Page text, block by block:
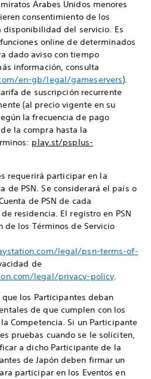
Árabes Unidos menores
consentimiento de los
disponibilidad del servicio. Es
online de determinados
dado aviso con tiempo
información, consulta
en-gb/legal/gameservers).
de suscripción recurrente
(al precio vigente en su
la frecuencia de pago
la compra hasta la
play.st/psplus-
requerirá participar en la
de PSN. Se considerará el país o
de PSN de cada
residencia. El registro en PSN
de los Términos de Servicio
legal/psn-terms-of-
de
legal/privacy-policy.
los Participantes deban
de que cumplen con los
Competencia. Si un Participante
pruebas cuando se le soliciten,
a dicho Participante de la
de Japón deben firmar un
participar en los Eventos en